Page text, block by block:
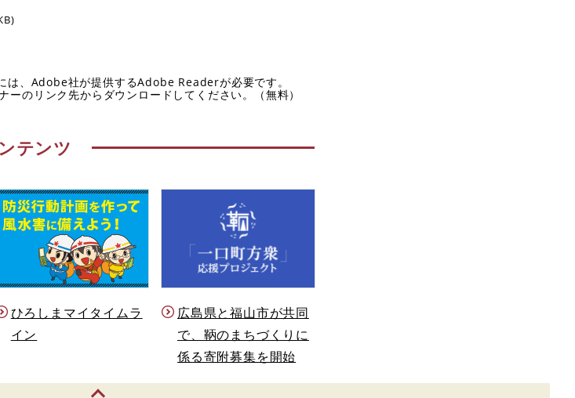
は、Adobe社が提供するAdobe Readerが必要です。
のリンク先からダウンロードしてください。（無料）
テンツ
ひろしまマイタイムラ
イン
広島県と福山市が共同
で、鞆のまちづくりに
係る寄附募集を開始